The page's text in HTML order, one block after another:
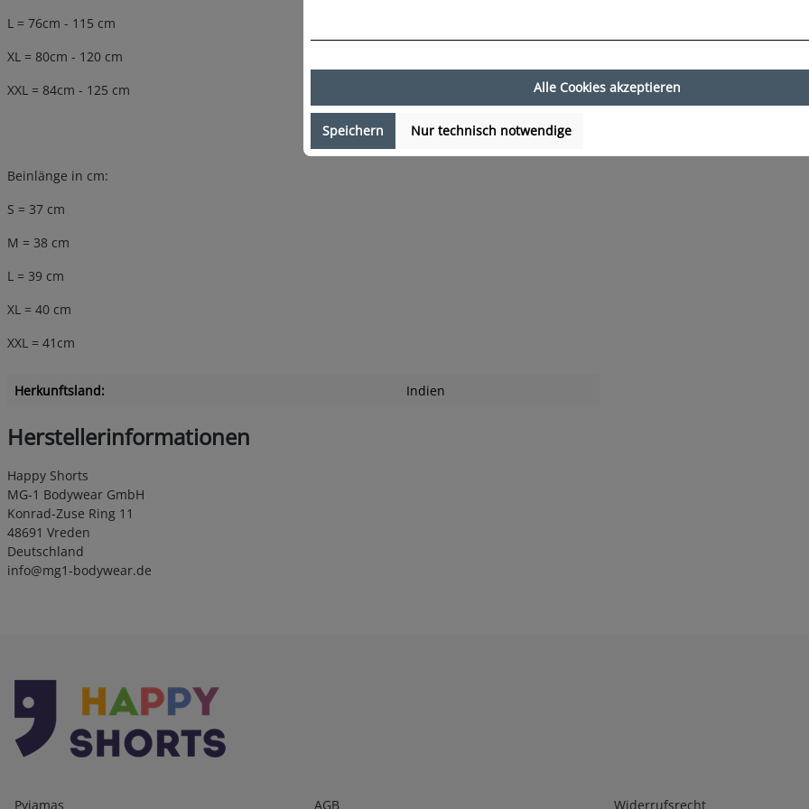
L = 76cm - 115 cm
XL = 80cm - 120 cm
XXL = 84cm - 125 cm
Beinlänge in cm:
S = 37 cm
M = 38 cm
L = 39 cm
XL = 40 cm
XXL = 41cm
Herkunftsland: Indien
Herstellerinformationen
Happy Shorts
MG-1 Bodywear GmbH
Konrad-Zuse Ring 11
48691 Vreden
Deutschland
info@mg1-bodywear.de
Kategorien
Pyjamas Infos 1
AGB Infos 2
Widerrufsrecht
Alle Cookies akzeptieren
Speichern Nur technisch notwendige